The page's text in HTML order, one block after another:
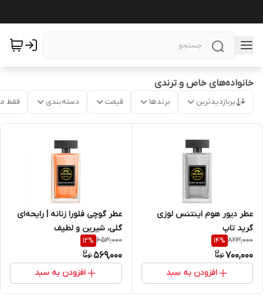
خانواده‌های خاص و ترندی
پربازدیدترین برندها قیمت دسته‌بندی فقط
عطر دیور هوم اینتنس لوزی
گرید تاپ
823,000
14%
700,000
افزودن به سبد
عطر گوچی فلورا زنانه | رایحه‌ای
گلی، شیرین و لطیف
653,000
12%
569,000
افزودن به سبد